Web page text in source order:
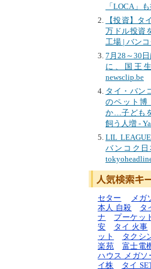
「LOCA」
【投資】タ
万ドル投資
工場 | バン
7月28～30
に、国王
newsclip.be
タイ・バン
のペット博
か…子ども
飼う人増 -
LIL
バンコク
セター メガ
本人 自殺
タ
ナ
プーケッ
安
タイ 火事
ット
タクシ
楽苑
富士電
ハウス メガソ
イ株
タイ